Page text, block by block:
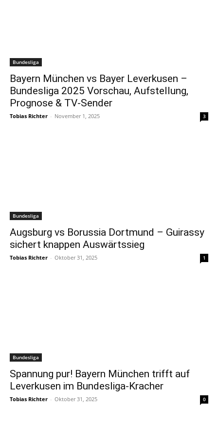
Bundesliga
Bayern München vs Bayer Leverkusen –
Bundesliga 2025 Vorschau, Aufstellung,
Prognose & TV-Sender
Tobias Richter - November 1, 2025 3
Bundesliga
Augsburg vs Borussia Dortmund – Guirassy
sichert knappen Auswärtssieg
Tobias Richter - Oktober 31, 2025 1
Bundesliga
Spannung pur! Bayern München trifft auf
Leverkusen im Bundesliga-Kracher
Tobias Richter - Oktober 31, 2025 0